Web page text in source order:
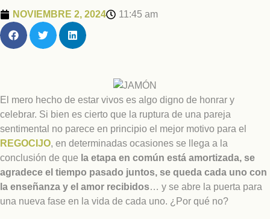
NOVIEMBRE 2, 2024 11:45 am
El mero hecho de estar vivos es algo digno de honrar y
celebrar. Si bien es cierto que la ruptura de una pareja
sentimental no parece en principio el mejor motivo para el
REGOCIJO, en determinadas ocasiones se llega a la
conclusión de que la etapa en común está amortizada, se
agradece el tiempo pasado juntos, se queda cada uno con
la enseñanza y el amor recibidos… y se abre la puerta para
una nueva fase en la vida de cada uno. ¿Por qué no?